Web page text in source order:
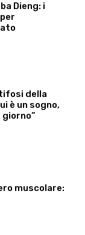
Dieng: i
della
è un sogno,
muscolare: